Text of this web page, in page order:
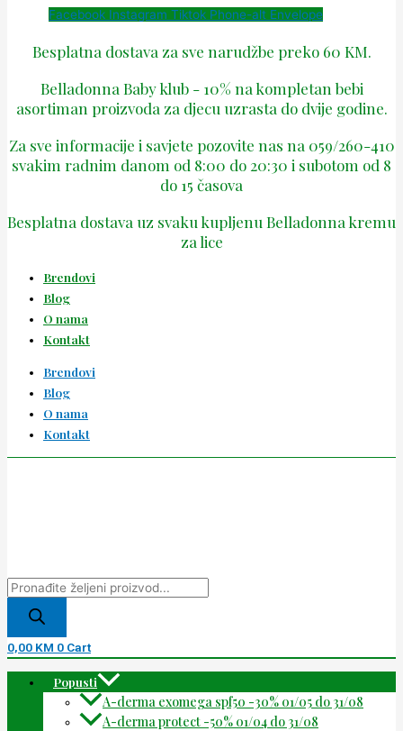
Facebook Instagram Tiktok Phone-alt Envelope
Besplatna dostava za sve narudžbe preko 60 KM.
Belladonna Baby klub - 10% na kompletan bebi
asortiman proizvoda za djecu uzrasta do dvije godine.
Za sve informacije i savjete pozovite nas na 059/260-410
svakim radnim danom od 8:00 do 20:30 i subotom od 8
do 15 časova
Besplatna dostava uz svaku kupljenu Belladonna kremu
za lice
Brendovi
Blog
O nama
Kontakt
Brendovi
Blog
O nama
Kontakt
0,00 KM 0 Cart
Popusti
A-derma exomega spf50 -30% 01/05 do 31/08
A-derma protect -50% 01/04 do 31/08